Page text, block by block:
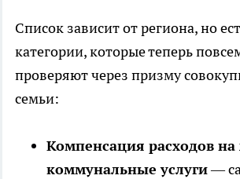
Список зависит от региона, но
категории, которые теперь
проверяют через призму
семьи:
Компенсация расходов
коммунальные услуги—